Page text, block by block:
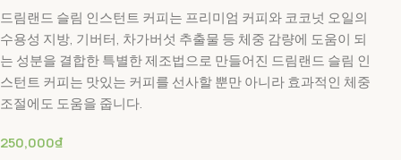
드림랜드 슬림 인스턴트 커피는 프리미엄 커피와 코코넛 오일의
수용성 지방, 기버터, 차가버섯 추출물 등 체중 감량에 도움이 되
는 성분을 결합한 특별한 제조법으로 만들어진 드림랜드 슬림 인
스턴트 커피는 맛있는 커피를 선사할 뿐만 아니라 효과적인 체중
조절에도 도움을 줍니다.
₫